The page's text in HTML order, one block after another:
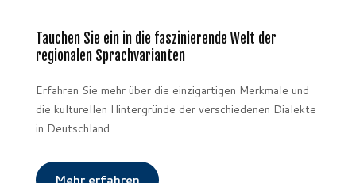
Tauchen Sie ein in die faszinierende Welt der
regionalen Sprachvarianten
Erfahren Sie mehr über die einzigartigen Merkmale und
die kulturellen Hintergründe der verschiedenen Dialekte
in Deutschland.
Mehr erfahren